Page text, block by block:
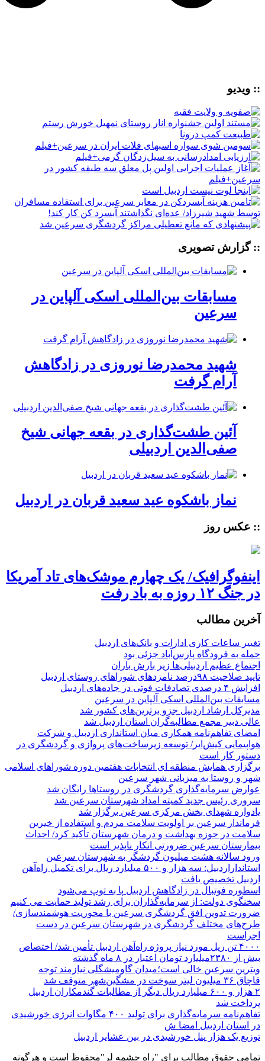
:: ویدیو
:: گزارش تصویری
مسابقات بین‌المللی اسکی آلپاین در
سرعین
شهید محمدرضا نوروزی در زادگاهش
آرام گرفت
آئین طشت‌گذاری در بقعه جهانی شیخ
صفی‌الدین اردبیلی
نماز باشکوه عید سعید قربان در اردبیل
:: عکس روز
اینفوگرافیک/ یک چهارم موشک‌های تاد آمریکا
در جنگ ۱۲ روزه به باد رفت
آخرین مطالب
تغییر ساعات کاری ادارات و بانک‌های اردبیل
حمله به فرودگاه پارس‌‌آباد جزئی بود
اجتماع عظیم اردبیلی‌ها زیر بارش باران
تایید صلاحیت ۹۸درصد نامزدهای شوراهای روستای اردبیل
افزایش ۴ درصدی تصادفات فوتی در جاده‌های اردبیل
مسابقات بین‌المللی اسکی آلپاین در سرعین
مدیرکل ارشاد اردبیل جزو برترین‌های کشور شد
عالی دبیر مجمع مطالبه‌گران استان اردبیل شد
امضای تفاهم‌نامه همکاری میان استانداری اردبیل و شرکت
هواپیمایی کیش‌ایر/ توسعه زیرساخت‌های پروازی و گردشگری در
دستور کار است
برگزاری همایش منطقه ای انتخابات هفتمین دوره شوراهای اسلامی
شهر و روستا به میزبانی شهر سرعین
عوارض سرمایه‌گذاری گردشگری در روستاها رایگان شد
سروری رئیس جدید کمیته امداد شهرستان سرعین شد
یادواره شهدای بخش مرکزی سرعین برگزار شد
فرماندار سرعین بر اولویت سلامت مردم و استفاده از خیرین
سلامت در حوزه بهداشت و درمان شهرستان تأکید کرد/ احداث
بیمارستان سرعین ضرورتی انکار ناپذیر است
ورود سالانه هشت میلیون گردشگر به شهرستان سرعین
استانداراردبیل: سه هزار و ۵۰۰ میلیارد ریال برای تکمیل راه‌آهن
اردبیل تخصیص یافت
اسطوره فوتبال در زادگاهش اردبیل پا به توپ می‌شود
سخنگوی دولت: از سرمایه‌گذاران برای رشد تولید حمایت می کنیم
ضرورت تدوین افق گردشگری سرعین با محوریت هوشمندسازی/
طرح‌های مختلف گردشگری در شهرستان سرعین در دست
اجراست
۴۰۰۰ تن ریل مورد نیاز پروژه راه‌آهن اردبیل تأمین شد/ اختصاص
بیش از ۲۳۸۰میلیارد تومان اعتبار در ۸ ماه گذشته
ویترین سرعین خالی است؛میدان گاومیشگلی نیازمند توجه
قاچاق ۳۶ میلیون لیتر سوخت در مشگین‌شهر متوقف شد
۲ هزار و ۶۰۰‌ میلیارد ریال دیگر از مطالبات گندمکاران اردبیل
پرداخت شد
تفاهم‌نامه سرمایه‌گذاری برای تولید ۴۰۰ مگاوات انرژی خورشیدی
در استان اردبیل امضا ش
توزیع یک هزار پنل خورشیدی در بین عشایر اردبیل
تمامی حقوق مطالب برای "راه چشمه لر"محفوظ است و هرگونه